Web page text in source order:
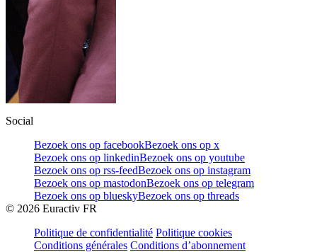
Social
Bezoek ons op facebookBezoek ons op x
Bezoek ons op linkedinBezoek ons op youtube
Bezoek ons op rss-feedBezoek ons op instagram
Bezoek ons op mastodonBezoek ons op telegram
Bezoek ons op blueskyBezoek ons op threads
© 2026 Euractiv FR
Politique de confidentialité Politique cookies
Conditions générales Conditions d’abonnement